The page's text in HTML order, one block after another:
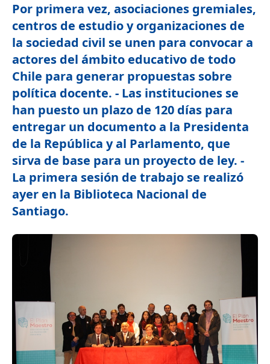
Por primera vez, asociaciones gremiales,
centros de estudio y organizaciones de
la sociedad civil se unen para convocar a
actores del ámbito educativo de todo
Chile para generar propuestas sobre
política docente. - Las instituciones se
han puesto un plazo de 120 días para
entregar un documento a la Presidenta
de la República y al Parlamento, que
sirva de base para un proyecto de ley. -
La primera sesión de trabajo se realizó
ayer en la Biblioteca Nacional de
Santiago.